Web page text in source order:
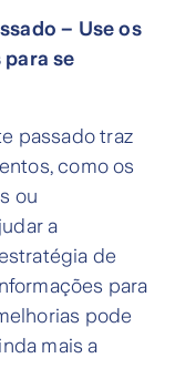
– Use os
se
passado traz
como os
ou
a
de
para
pode
mais a